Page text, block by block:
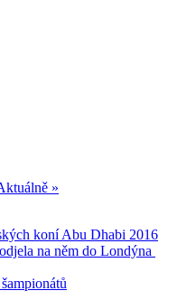
»
koní Abu Dhabi 2016
na něm do Londýna